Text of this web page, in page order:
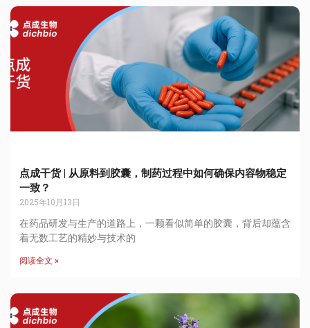
点成干货 | 从原料到胶囊，制药过程中如何确保内容物稳定
一致？
2025年10月13日
在药品研发与生产的道路上，一颗看似简单的胶囊，背后却蕴含
着无数工艺的精妙与技术的
阅读全文 »